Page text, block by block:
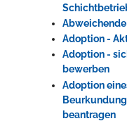
Erleben in Hockenheim
Spaß unter prickelnden
Wellenbecken oder doch
Sprudelliege im
Adoption -
Adoption -
bewerben
Adoption
beantragen